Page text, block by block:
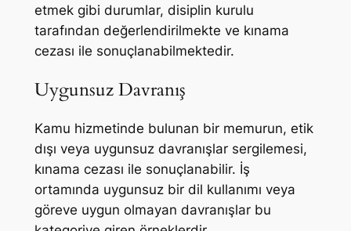
etmek gibi durumlar, disiplin kurulu
tarafından değerlendirilmekte ve kınama
cezası ile sonuçlanabilmektedir.
Uygunsuz Davranış
Kamu hizmetinde bulunan bir memurun, etik
dışı veya uygunsuz davranışlar sergilemesi,
kınama cezası ile sonuçlanabilir. İş
ortamında uygunsuz bir dil kullanımı veya
göreve uygun olmayan davranışlar bu